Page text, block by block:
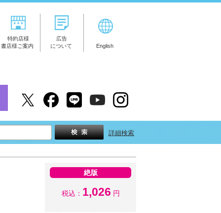
特約店様
書店様ご案内
広告
について
English
詳細検索
絶版
税込： 1,026 円